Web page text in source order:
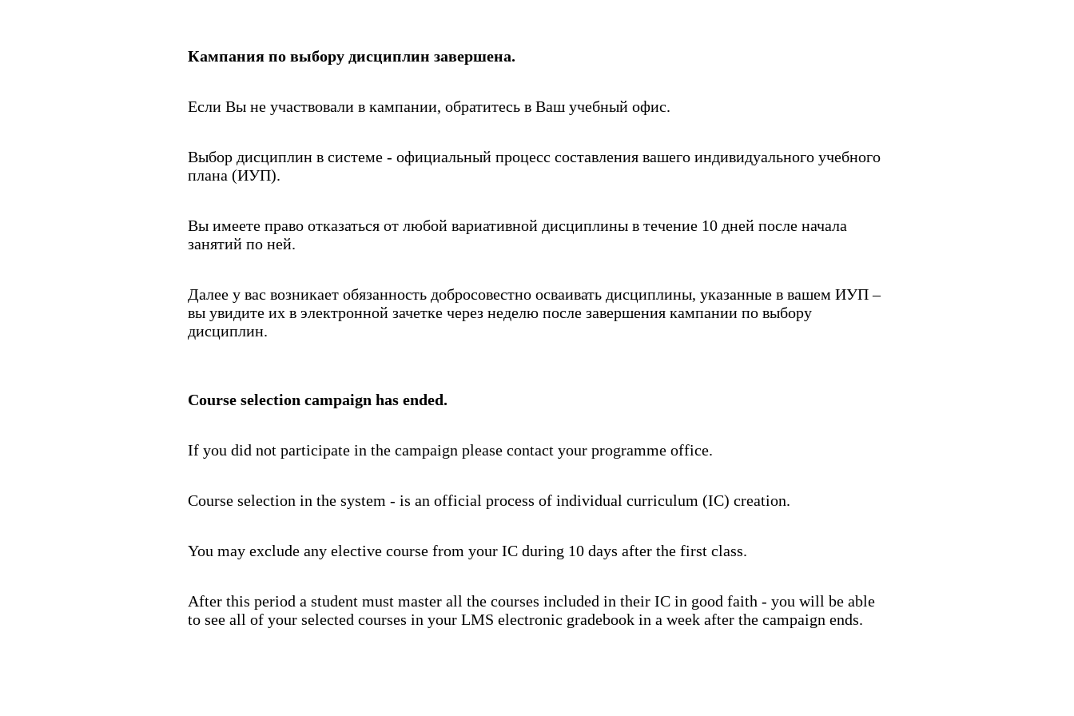
Кампания по выбору дисциплин завершена.
Если Вы не участвовали в кампании, обратитесь в Ваш учебный офис.
Выбор дисциплин в системе - официальный процесс составления вашего индивидуального учебного
плана (ИУП).
Вы имеете право отказаться от любой вариативной дисциплины в течение 10 дней после начала
занятий по ней.
Далее у вас возникает обязанность добросовестно осваивать дисциплины, указанные в вашем ИУП –
вы увидите их в электронной зачетке через неделю после завершения кампании по выбору
дисциплин.
Course selection campaign has ended.
If you did not participate in the campaign please contact your programme office.
Course selection in the system - is an official process of individual curriculum (IC) creation.
You may exclude any elective course from your IC during 10 days after the first class.
After this period a student must master all the courses included in their IC in good faith - you will be able
to see all of your selected courses in your LMS electronic gradebook in a week after the campaign ends.